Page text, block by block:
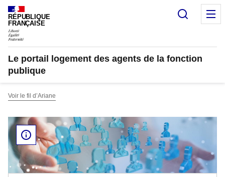
RÉPUBLIQUE
FRANÇAISE
Le portail logement des agents de la fonction
publique
Voir le fil d’Ariane